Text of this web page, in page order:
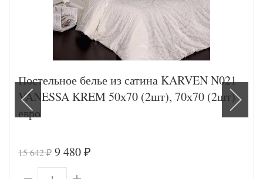
Постельное белье из сатина KARVEN N021
VANESSA KREM 50х70 (2шт), 70х70 (2шт)
евро
15 642₽ 9 480 ₽